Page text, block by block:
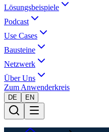
Lösungsbeispiele
Podcast
Use Cases
Bausteine
Netzwerk
Über Uns
Zum Anwenderkreis
DE EN